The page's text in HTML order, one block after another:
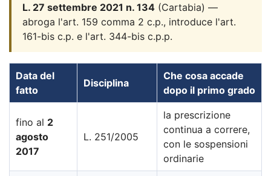
L. 27 settembre 2021 n. 134 (Cartabia) —
abroga l'art. 159 comma 2 c.p., introduce l'art.
161-bis c.p. e l'art. 344-bis c.p.p.
Data del
fatto
Disciplina
Che cosa accade
dopo il primo grado
fino al 2
agosto
2017
L. 251/2005
la prescrizione
continua a correre,
con le sospensioni
ordinarie